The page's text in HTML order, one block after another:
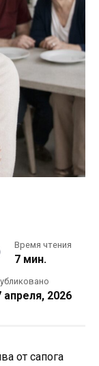
Время чтения
7 мин.
апреля, 2026
от сапога